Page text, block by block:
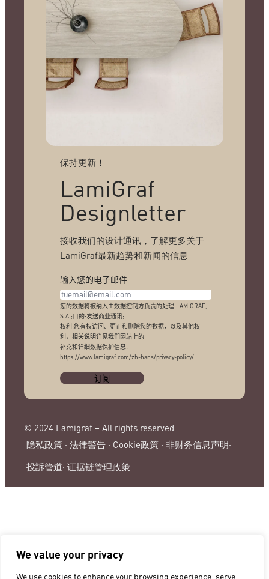
We value your privacy
We use cookies to enhance your browsing experience, serve
保持更新！
LamiGraf
Designletter
接收我们的设计通讯，了解更多关于
LamiGraf最新趋势和新闻的信息
输入您的电子邮件
您的数据将被纳入由数据控制方负责的处理:LAMIGRAF,
S.A.;目的:发送商业通讯;
权利:您有权访问、更正和删除您的数据，以及其他权
利，相关说明详见我们网站上的
补充和详细数据保护信息:
https://www.lamigraf.com/zh-hans/privacy-policy/
© 2024 Lamigraf – All rights reserved
隐私政策 · 法律警告 · Cookie政策 · 非财务信息声明·
投訴管道· 证据链管理政策